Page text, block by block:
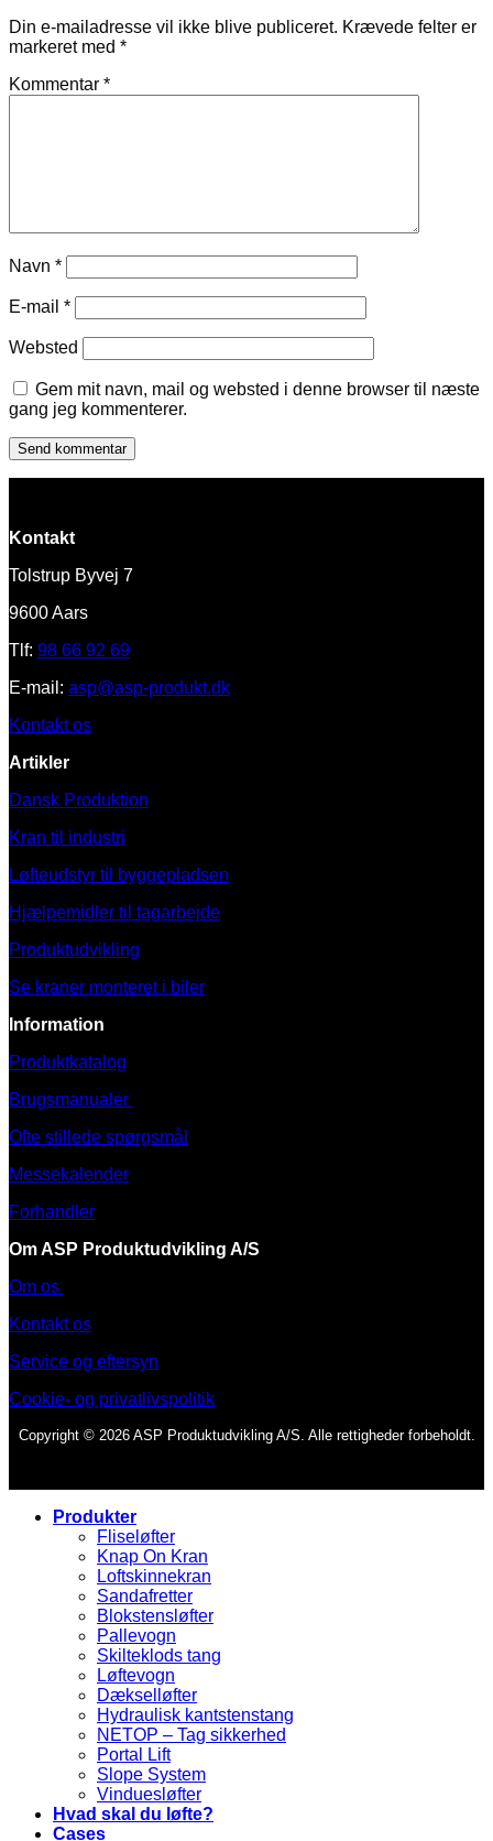
Din e-mailadresse vil ikke blive publiceret. Krævede felter er
markeret med *
Kommentar *
Navn *
E-mail *
Websted
Gem mit navn, mail og websted i denne browser til næste
gang jeg kommenterer.
Kontakt
Tolstrup Byvej 7
9600 Aars
Tlf: 98 66 92 69
E-mail: asp@asp-produkt.dk
Kontakt os
Artikler
Dansk Produktion
Kran til industri
Løfteudstyr til byggepladsen
Hjælpemidler til tagarbejde
Produktudvikling
Se kraner monteret i biler
Information
Produktkatalog
Brugsmanualer
Ofte stillede spørgsmål
Messekalender
Forhandler
Om ASP Produktudvikling A/S
Om os
Kontakt os
Service og eftersyn
Cookie- og privatlivspolitik
Copyright © 2026 ASP Produktudvikling A/S. Alle rettigheder forbeholdt.
Produkter
Fliseløfter
Knap On Kran
Loftskinnekran
Sandafretter
Blokstensløfter
Pallevogn
Skilteklods tang
Løftevogn
Dækselløfter
Hydraulisk kantstenstang
NETOP – Tag sikkerhed
Portal Lift
Slope System
Vinduesløfter
Hvad skal du løfte?
Cases